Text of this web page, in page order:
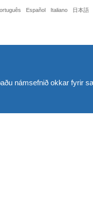
Español Italiano 日本語
námsefnið okkar fyrir